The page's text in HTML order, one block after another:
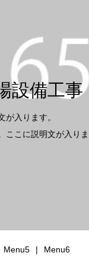
設備工事
が入ります。
ここに説明文が入り
Menu5 Menu6